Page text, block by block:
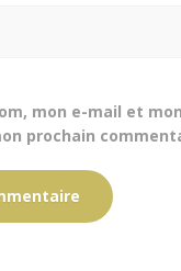
mon e-mail et
prochain